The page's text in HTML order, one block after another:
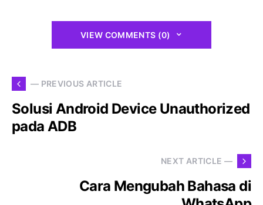
VIEW COMMENTS (0)
— PREVIOUS ARTICLE
Solusi Android Device Unauthorized
pada ADB
NEXT ARTICLE —
Cara Mengubah Bahasa di